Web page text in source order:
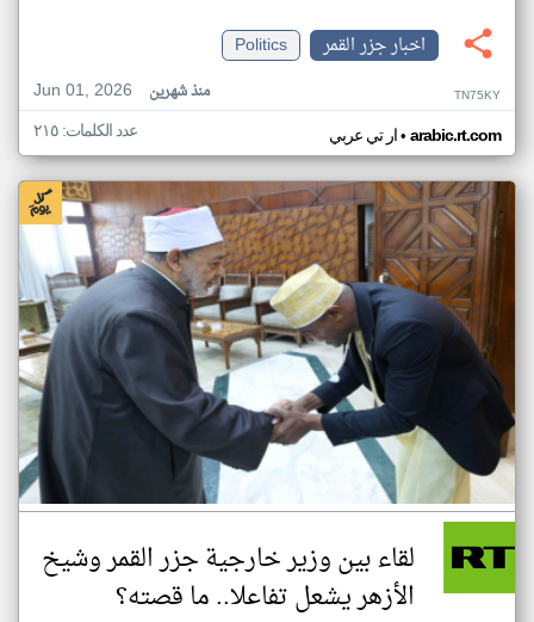
اخبار جزر القمر
Politics
Jun 01, 2026
منذ شهرين TN75KY
ار تي عربي• arabic.rt.com عدد الكلمات: ٢١٥
لقاء بين وزير خارجية جزر القمر وشيخ
الأزهر يشعل تفاعلا.. ما قصته؟